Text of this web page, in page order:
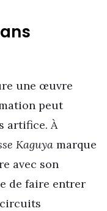
une œuvre
peut
artifice. À
Kaguya marque
avec son
de faire entrer